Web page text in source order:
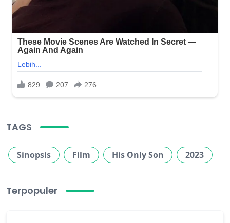
TAGS
Sinopsis Film His Only Son 2023
Terpopuler